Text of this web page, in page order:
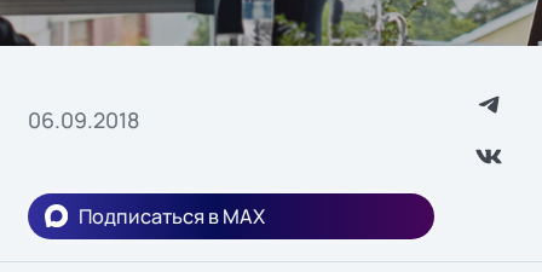
06.09.2018
Подписаться в MAX